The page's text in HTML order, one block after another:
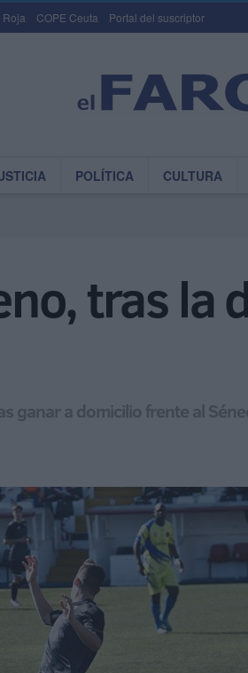
Roja COPE Ceuta Portal del suscriptor
POLÍTICA CULTURA
tras la
ganar a domicilio frente al